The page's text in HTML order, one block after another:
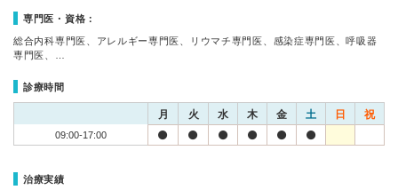
専門医・資格：
総合内科専門医、アレルギー専門医、リウマチ専門医、感染症専門医、呼吸器
専門医、…
診療時間
月 火 水 木 金 土 日 祝
09:00-17:00
治療実績